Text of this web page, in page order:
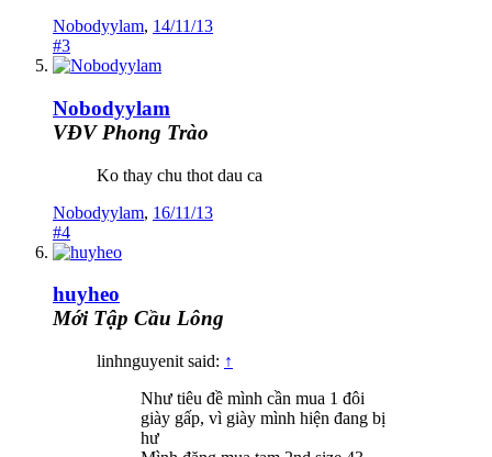
Nobodyylam, 14/11/13
#3
Nobodyylam
VĐV Phong Trào
Ko thay chu thot dau ca
Nobodyylam, 16/11/13
#4
huyheo
Mới Tập Cầu Lông
linhnguyenit said: ↑
Như tiêu đề mình cần mua 1 đôi
giày gấp, vì giày mình hiện đang bị
hư